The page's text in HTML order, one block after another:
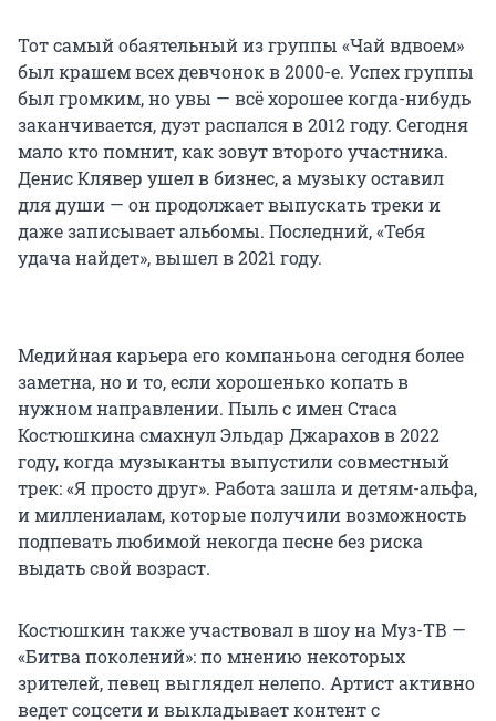
Тот самый обаятельный из группы «Чай вдвоем»
был крашем всех девчонок в 2000-е. Успех группы
был громким, но увы — всё хорошее когда-нибудь
заканчивается, дуэт распался в 2012 году. Сегодня
мало кто помнит, как зовут второго участника.
Денис Клявер ушел в бизнес, а музыку оставил
для души — он продолжает выпускать треки и
даже записывает альбомы. Последний, «Тебя
удача найдет», вышел в 2021 году.
Медийная карьера его компаньона сегодня более
заметна, но и то, если хорошенько копать в
нужном направлении. Пыль с имен Стаса
Костюшкина смахнул Эльдар Джарахов в 2022
году, когда музыканты выпустили совместный
трек: «Я просто друг». Работа зашла и детям-альфа,
и миллениалам, которые получили возможность
подпевать любимой некогда песне без риска
выдать свой возраст.
Костюшкин также участвовал в шоу на Муз-ТВ —
«Битва поколений»: по мнению некоторых
зрителей, певец выглядел нелепо. Артист активно
ведет соцсети и выкладывает контент с